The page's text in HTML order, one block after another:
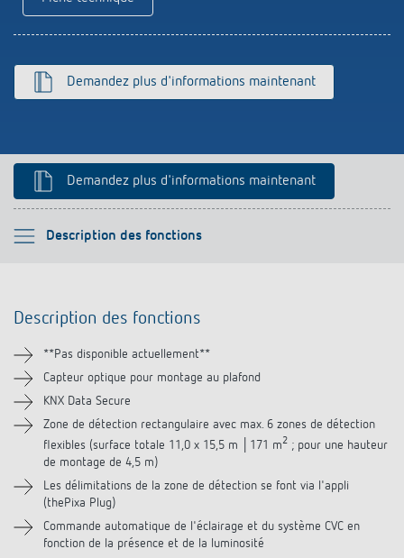
Références
Télérupteur impulsionnel OKTO de Theben
Demandez plus d'informations maintenant
Demandez plus d'informations maintenant
Description des fonctions
Veuillez sélectionner
Informations techniques
Téléchargements
Vidéos
Accessoires
Produits similaires
Description des fonctions
**Pas disponible actuellement**
Capteur optique pour montage au plafond
KNX Data Secure
Zone de détection rectangulaire avec max. 6 zones de détection
flexibles (surface totale 11,0 x 15,5 m │171 m2 ; pour une hauteur
de montage de 4,5 m)
Les délimitations de la zone de détection se font via l'appli
(thePixa Plug)
Commande automatique de l'éclairage et du système CVC en
fonction de la présence et de la luminosité